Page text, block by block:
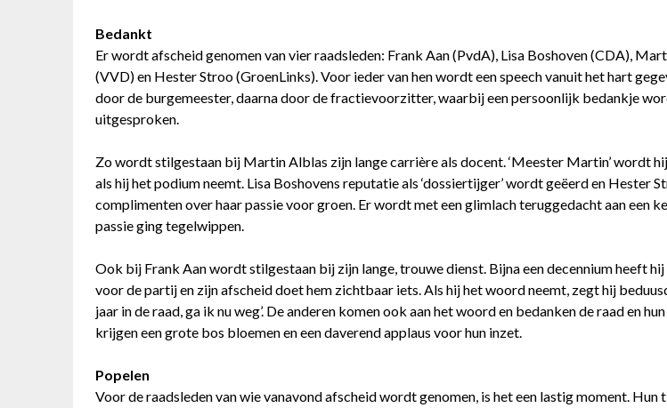
Bedankt
Er wordt afscheid genomen van vier raadsleden: Frank Aan (PvdA), Lisa Boshoven (CDA),
(VVD) en Hester Stroo (GroenLinks). Voor ieder van hen wordt een speech vanuit het hart
door de burgemeester, daarna door de fractievoorzitter, waarbij een persoonlijk bedankje
uitgesproken.
Zo wordt stilgestaan bij Martin Alblas zijn lange carrière als docent. ‘Meester Martin’ wordt
als hij het podium neemt. Lisa Boshovens reputatie als ‘dossiertijger’ wordt geëerd en Hester
complimenten over haar passie voor groen. Er wordt met een glimlach teruggedacht aan een
passie ging tegelwippen.
Ook bij Frank Aan wordt stilgestaan bij zijn lange, trouwe dienst. Bijna een decennium heeft
voor de partij en zijn afscheid doet hem zichtbaar iets. Als hij het woord neemt, zegt hij
jaar in de raad, ga ik nu weg’. De anderen komen ook aan het woord en bedanken de raad en
krijgen een grote bos bloemen en een daverend applaus voor hun inzet.
Popelen
Voor de raadsleden van wie vanavond afscheid wordt genomen, is het een lastig moment. Hun